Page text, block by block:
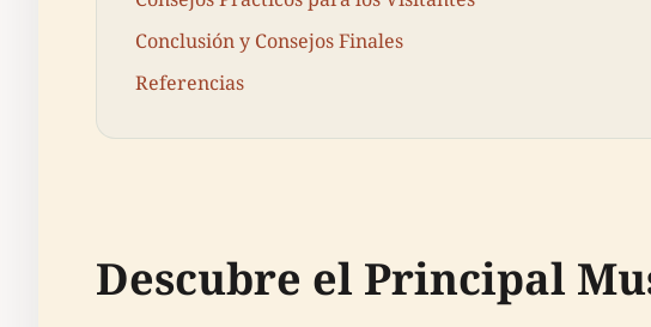
Conclusión y Consejos Finales
Referencias
Descubre el Principal